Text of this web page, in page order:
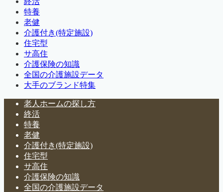
特養
老健
介護付き(特定施設)
住宅型
サ高住
介護保険の知識
全国の介護施設データ
大手のブランド特集
老人ホームの探し方
終活
特養
老健
介護付き(特定施設)
住宅型
サ高住
介護保険の知識
全国の介護施設データ